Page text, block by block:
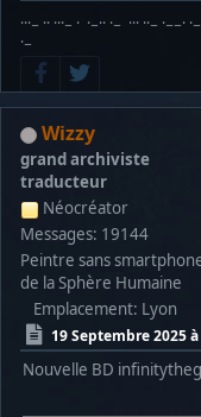
···− ·· ···− · ·−·· ·− ··· ··− ·−−·
·−
Wizzy
grand archiviste
traducteur
Néocréator
Messages: 19144
Peintre sans
de la Sphère Humaine
Emplacement: Lyon
19 Septembre 2025
Nouvelle BD